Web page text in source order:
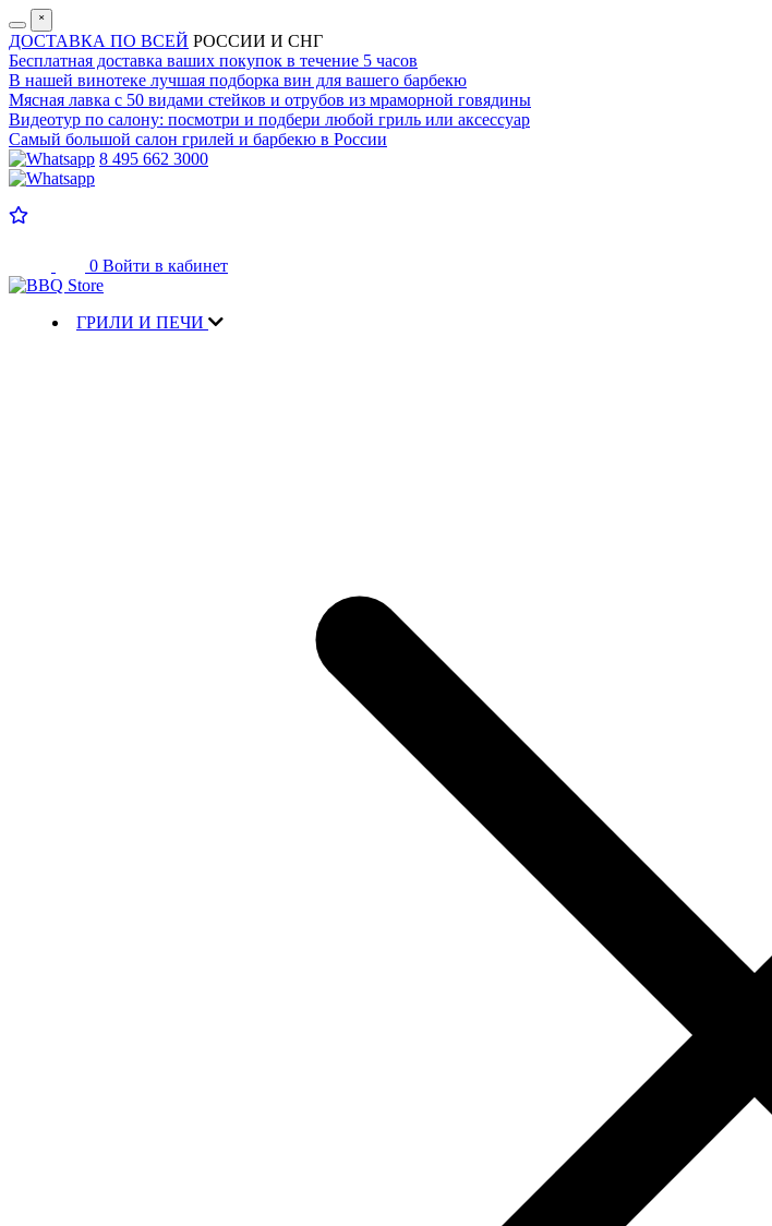
˟
ДОСТАВКА ПО ВСЕЙ РОССИИ И СНГ
Бесплатная доставка ваших покупок в течение 5 часов
В нашей винотеке лучшая подборка вин для вашего барбекю
Мясная лавка с 50 видами стейков и отрубов из мраморной говядины
Видеотур по салону: посмотри и подбери любой гриль или аксессуар
Самый большой салон грилей и барбекю в России
8 495 662 3000
0 Войти в кабинет
ГРИЛИ И ПЕЧИ